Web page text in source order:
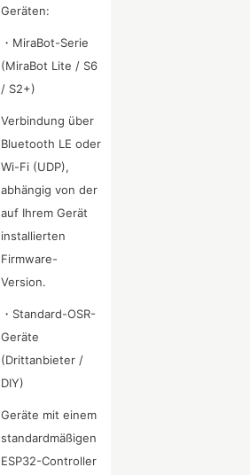
Geräten:
・MiraBot-Serie
(MiraBot Lite / S6
/ S2+)
Verbindung über
Bluetooth LE oder
Wi-Fi (UDP),
abhängig von der
auf Ihrem Gerät
installierten
Firmware-
Version.
・Standard-OSR-
Geräte
(Drittanbieter /
DIY)
Geräte mit einem
standardmäßigen
ESP32-Controller